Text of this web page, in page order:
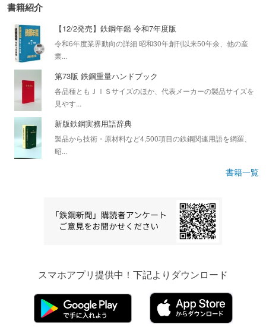
書籍紹介
【12/2発売】鉄鋼年鑑 令和7年度版
令和6年度業界動向の詳細 昭和30年創刊以来50年余、他の産
業...
第73版 鉄鋼重量ハンドブック
各品種ともＪＩＳサイズのほか、代表メーカーの製品サイズを
見やす...
新版鉄鋼実務用語辞典
製品から技術・原材料など4,500項目の鉄鋼関連用語を網羅、
昭...
書籍一覧
スマホアプリ提供中！下記よりダウンロード